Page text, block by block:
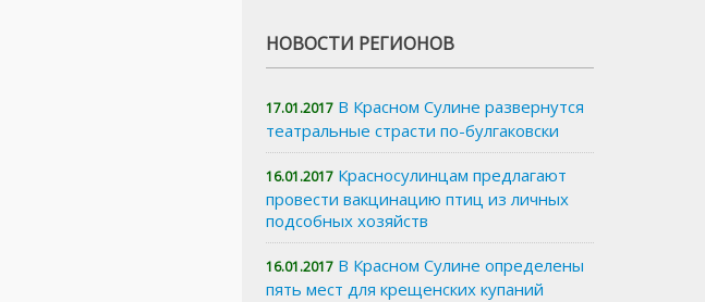
НОВОСТИ РЕГИОНОВ
17.01.2017 В Красном Сулине развернутся
театральные страсти по-булгаковски
16.01.2017 Красносулинцам предлагают
провести вакцинацию птиц из личных
подсобных хозяйств
16.01.2017 В Красном Сулине определены
пять мест для крещенских купаний